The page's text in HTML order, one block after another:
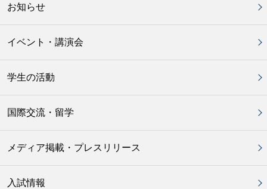
お知らせ
イベント・講演会
学生の活動
国際交流・留学
メディア掲載・プレスリリース
入試情報